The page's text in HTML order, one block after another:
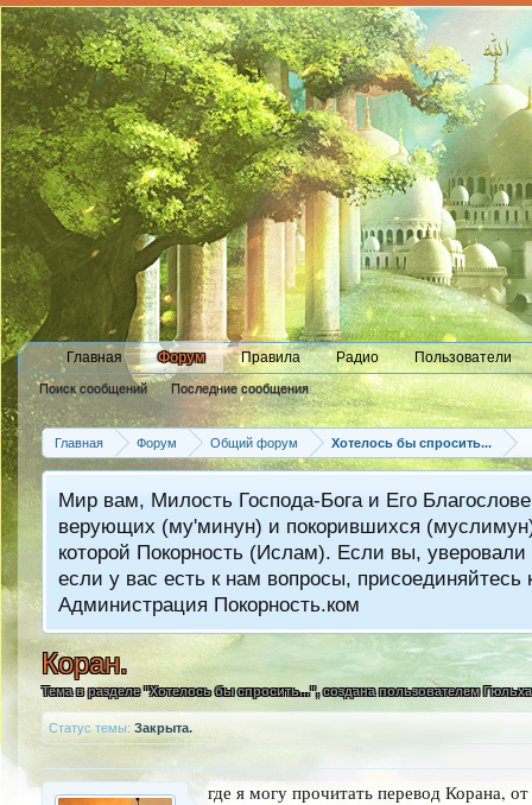
Главная Форум
Поиск сообщений Последние сообщения
Правила Радио Пользователи
Главная Форум Общий форум Хотелось бы спросить...
Мир вам, Милость Господа-Бога и Его
верующих (му'минун) и покорившихся
которой Покорность (Ислам). Если вы,
если у вас есть к нам вопросы,
Администрация Покорность.ком
Коран.
Тема в разделе "Хотелось бы спросить...", создана пользователем
Статус темы: Закрыта.
где я могу прочитать перевод Корана,